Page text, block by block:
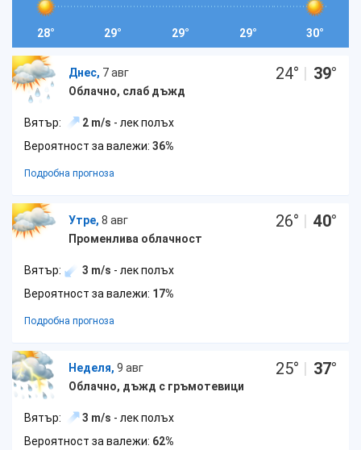
28° 29° 29° 29° 30°
Днес, 7 авг
Облачно, слаб дъжд
24° | 39°
Вятър: 2 m/s - лек полъх
Вероятност за валежи: 36%
Подробна прогноза
Утре, 8 авг
Променлива облачност
26° | 40°
Вятър: 3 m/s - лек полъх
Вероятност за валежи: 17%
Подробна прогноза
Неделя, 9 авг
Облачно, дъжд с гръмотевици
25° | 37°
Вятър: 3 m/s - лек полъх
Вероятност за валежи: 62%